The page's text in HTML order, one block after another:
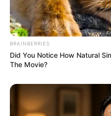
BRAINBERRIES
Did You Notice How Natural
The Movie?